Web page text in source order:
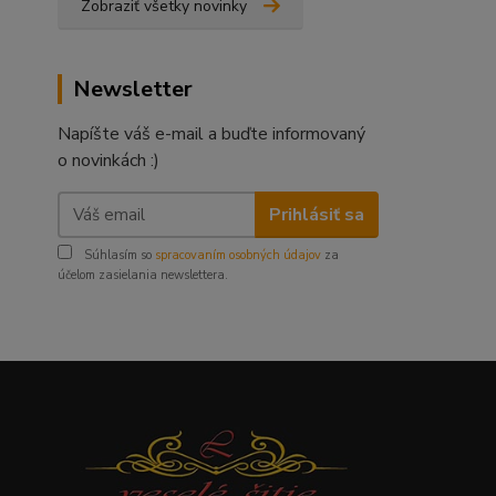
Zobraziť všetky novinky
Newsletter
Napíšte váš e-mail a buďte informovaný
o novinkách :)
Prihlásiť sa
Súhlasím so spracovaním osobných údajov za
účelom zasielania newslettera.